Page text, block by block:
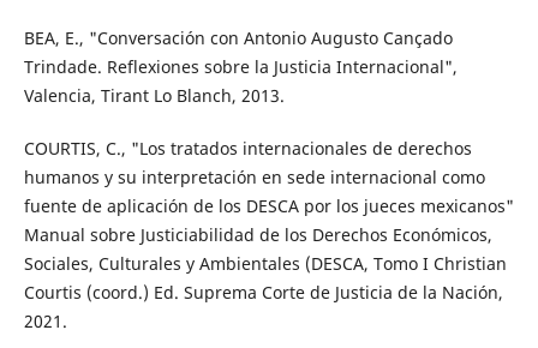
BEA, E., "Conversación con Antonio Augusto Cançado
Trindade. Reflexiones sobre la Justicia Internacional",
Valencia, Tirant Lo Blanch, 2013.
COURTIS, C., "Los tratados internacionales de derechos
humanos y su interpretación en sede internacional como
fuente de aplicación de los DESCA por los jueces mexicanos"
Manual sobre Justiciabilidad de los Derechos Económicos,
Sociales, Culturales y Ambientales (DESCA, Tomo I Christian
Courtis (coord.) Ed. Suprema Corte de Justicia de la Nación,
2021.